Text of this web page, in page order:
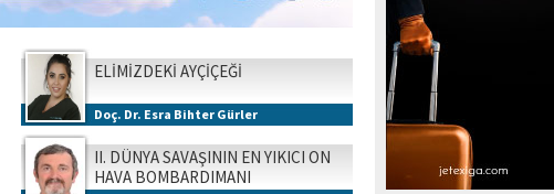
ELİMİZDEKİ AYÇİÇEĞİ
Doç. Dr. Esra Bihter Gürler
II. DÜNYA SAVAŞININ EN YIKICI ON
HAVA BOMBARDIMANI